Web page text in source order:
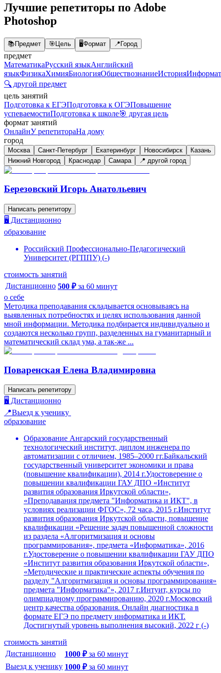
Лучшие репетиторы по Adobe
Photoshop
📚Предмет 🎯Цель 🖥️Формат 📍Город
предмет
МатематикаРусский языкАнглийский
языкФизикаХимияБиологияОбществознаниеИстория
🔍 другой предмет
цель занятий
Подготовка к ЕГЭПодготовка к ОГЭПовышение
успеваемостиПодготовка к школе🎯 другая цель
формат занятий
ОнлайнУ репетитораНа дому
город
Москва Санкт-Петербург Екатеринбург Новосибирск
Казань
Нижний Новгород
Краснодар Самара 📍 другой город
Березовский Игорь Анатольевич
Написать репетитору
🖥️ Дистанционно
образование
Российский Профессионально-Педагогический
Университет (РГППУ) (-)
стоимость занятий
Дистанционно 500 ₽ за 60 минут
о себе
Методика преподавания складывается основываясь на
выявленных потребностях и целях использования данной
мной информации. Методика подбирается индивидуально и
создаются несколько групп, разделенных на гуманитарный и
математический склад ума, а так-же ...
Поваренская Елена Владимировна
Написать репетитору
🖥️ Дистанционно
📍Выезд к ученику
образование
Образование Ангарский государственный
технологический институт, диплом инженера по
автоматизации с отличием, 1985–2000 гг.Байкальский
государственный университет экономики и права
(повышение квалификации), 2014 г.Удостоверение о
повышении квалификации ГАУ ДПО «Институт
развития образования Иркутской области»,
«Преподавания предмета "Информатика и ИКТ", в
условиях реализации ФГОС», 72 часа, 2015 г.Институт
развития образования Иркутской области, повышение
квалификации «Решение задач повышенной сложности
из раздела «Алгоритмизация и основы
программирования», предмета «Информатика», 2016
г.Удостоверение о повышении квалификации ГАУ ДПО
«Институт развития образования Иркутской области»,
«Методические и практические аспекты обучения по
разделу "Алгоритмизация и основы программирования»
предмета "Информатика"», 2017 г.Интуит, курсы по
олимпиадному программированию, 2020 г.Московский
центр качества образования. Онлайн диагностика в
формате ЕГЭ по предмету информатика и ИКТ.
Достигнутый уровень выполнения высокий, 2022 г (-)
стоимость занятий
Дистанционно
1000 ₽ за 60 минут
Выезд к ученику 1000 ₽ за 60 минут